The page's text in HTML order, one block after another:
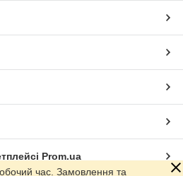
Prom.ua
час. Замовлення та